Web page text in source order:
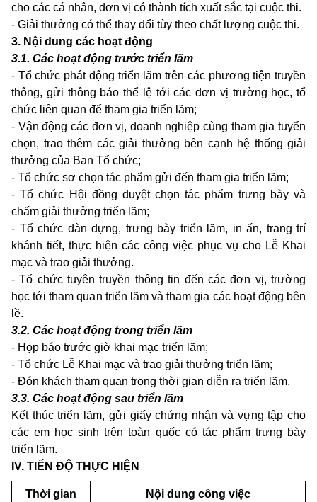
cho các cá nhân, đơn vị có thành tích xuất sắc tại cuộc thi.
- Giải thưởng có thể thay đổi tùy theo chất lượng cuộc thi.
3. Nội dung các hoạt động
3.1. Các hoạt động trước triển lãm
- Tổ chức phát động triển lãm trên các phương tiện truyền
thông, gửi thông báo thể lệ tới các đơn vị trường học, tổ
chức liên quan để tham gia triển lãm;
- Vận động các đơn vị, doanh nghiệp cùng tham gia tuyển
chọn, trao thêm các giải thưởng bên cạnh hệ thống giải
thưởng của Ban Tổ chức;
- Tổ chức sơ chọn tác phẩm gửi đến tham gia triển lãm;
- Tổ chức Hội đồng duyệt chọn tác phẩm trưng bày và
chấm giải thưởng triển lãm;
- Tổ chức dàn dựng, trưng bày triển lãm, in ấn, trang trí
khánh tiết, thực hiện các công việc phục vụ cho Lễ Khai
mạc và trao giải thưởng.
- Tổ chức tuyên truyền thông tin đến các đơn vị, trường
học tới tham quan triển lãm và tham gia các hoạt động bên
lề.
3.2. Các hoạt động trong triển lãm
- Họp báo trước giờ khai mạc triển lãm;
- Tổ chức Lễ Khai mạc và trao giải thưởng triển lãm;
- Đón khách tham quan trong thời gian diễn ra triển lãm.
3.3. Các hoạt động sau triển lãm
Kết thúc triển lãm, gửi giấy chứng nhận và vựng tập cho
các em học sinh trên toàn quốc có tác phẩm trưng bày
triển lãm.
IV. TIẾN ĐỘ THỰC HIỆN
Thời gian Nội dung công việc